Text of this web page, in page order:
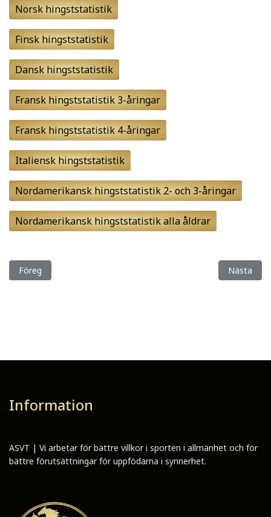
Norsk hingststatistik
Finsk hingststatistik
Dansk hingststatistik
Fransk hingststatistik 3-åringar
Fransk hingststatistik 4-åringar
Italiensk hingststatistik
Nordamerikansk hingststatistik 2- och 3-åringar
Nordamerikansk hingststatistik alla åldrar
Föregående artikel: Sista anmälningsdag till Elitauktionen
Föreg Nästa
Nästa
Information
ASVT | Vi arbetar för bättre villkor i sporten i allmänhet och för
bättre förutsättningar för uppfödarna i synnerhet.